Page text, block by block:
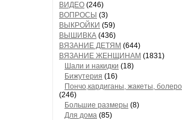
ВИДЕО (246)
ВОПРОСЫ (3)
ВЫКРОЙКИ (59)
ВЫШИВКА (436)
ВЯЗАНИЕ ДЕТЯМ (644)
ВЯЗАНИЕ ЖЕНЩИНАМ (1831)
Шали и накидки (18)
Бижутерия (16)
Пончо,кардиганы, жакеты, болеро
(246)
Большие размеры (8)
Для дома (85)